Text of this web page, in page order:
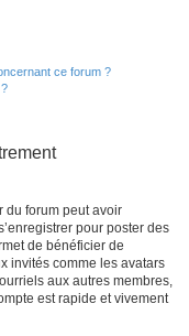
ce forum ?
du forum peut avoir
pour poster des
de bénéficier de
invités comme les avatars
aux autres membres,
est rapide et vivement